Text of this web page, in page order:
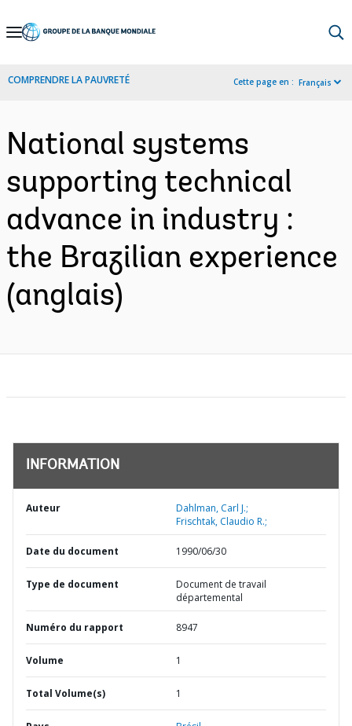
Skip
Navigation
COMPRENDRE LA PAUVRETÉ Cette page en : Français
National systems
supporting technical
advance in industry :
the Brazilian experience
(anglais)
INFORMATION
Auteur
Dahlman, Carl J.;
Frischtak, Claudio R.;
Date du document 1990/06/30
Type de document
Document de travail
départemental
Numéro du rapport 8947
Volume 1
Total Volume(s) 1